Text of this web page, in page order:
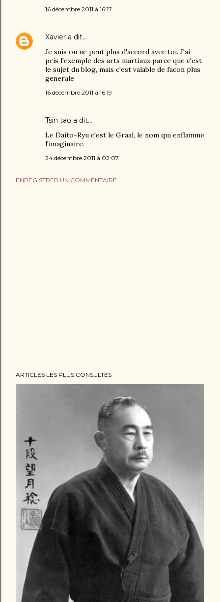
16 décembre 2011 à 16:17
Xavier a dit…
Je suis on ne peut plus d'accord avec toi. J'ai
pris l'exemple des arts martiaux parce que c'est
le sujet du blog, mais c'est valable de facon plus
generale
16 décembre 2011 à 16:19
Tsin tao a dit…
Le Daito-Ryu c'est le Graal, le nom qui enflamme
l'imaginaire.
24 décembre 2011 à 02:07
ENREGISTRER UN COMMENTAIRE
ARTICLES LES PLUS CONSULTÉS